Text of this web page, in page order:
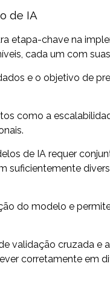
de IA
etapa-chave na
cada um com
e o objetivo de
como a
de IA requer
suficientemente
do modelo e
validação cruzada e
corretamente em